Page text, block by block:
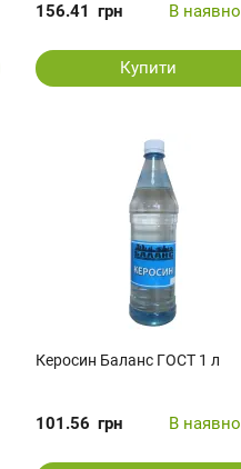
156.41 грн В
Купити
Керосин Баланс ГОСТ 1 л
101.56 грн В